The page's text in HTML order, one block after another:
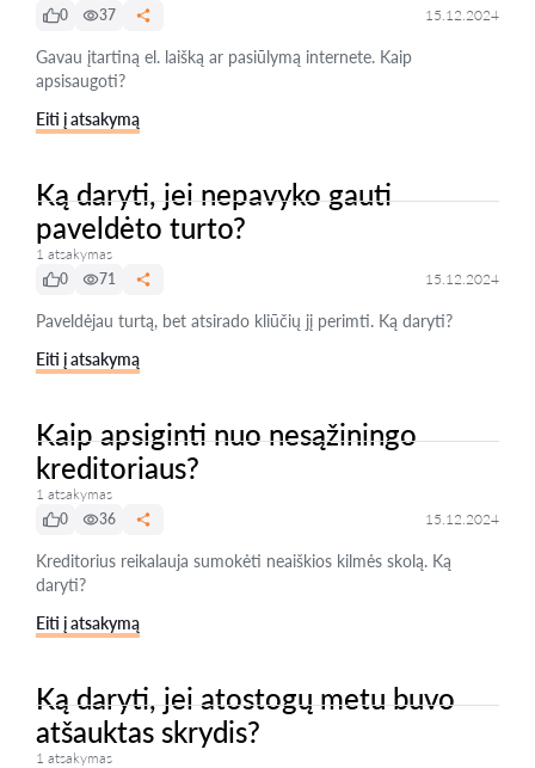
0
37 15.12.2024
Gavau įtartiną el. laišką ar pasiūlymą internete. Kaip
apsisaugoti?
Eiti į atsakymą
Ką daryti, jei nepavyko gauti
paveldėto turto?
1 atsakymas
0
71 15.12.2024
Paveldėjau turtą, bet atsirado kliūčių jį perimti. Ką daryti?
Eiti į atsakymą
Kaip apsiginti nuo nesąžiningo
kreditoriaus?
1 atsakymas
0
36 15.12.2024
Kreditorius reikalauja sumokėti neaiškios kilmės skolą. Ką
daryti?
Eiti į atsakymą
Ką daryti, jei atostogų metu buvo
atšauktas skrydis?
1 atsakymas